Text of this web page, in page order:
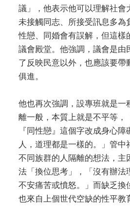
議」，他表示他可以理解社會
未接觸同志、所接受訊息多為
性戀、同婚會有誤解，但這樣
議會殿堂。他強調，議會是由
了反映民意以外，也應該要帶
俱進。
他也再次強調，設專班就是一
離一般，本質上就是不平等，
『同性戀』這個字改成身心障
人，道理都是一樣的。」管中
不同族群的人隔離的想法，主
法「換位思考」，「沒有辦法
不安痛苦或憤怒。」而缺乏換
也來自上個世代空缺的性平教